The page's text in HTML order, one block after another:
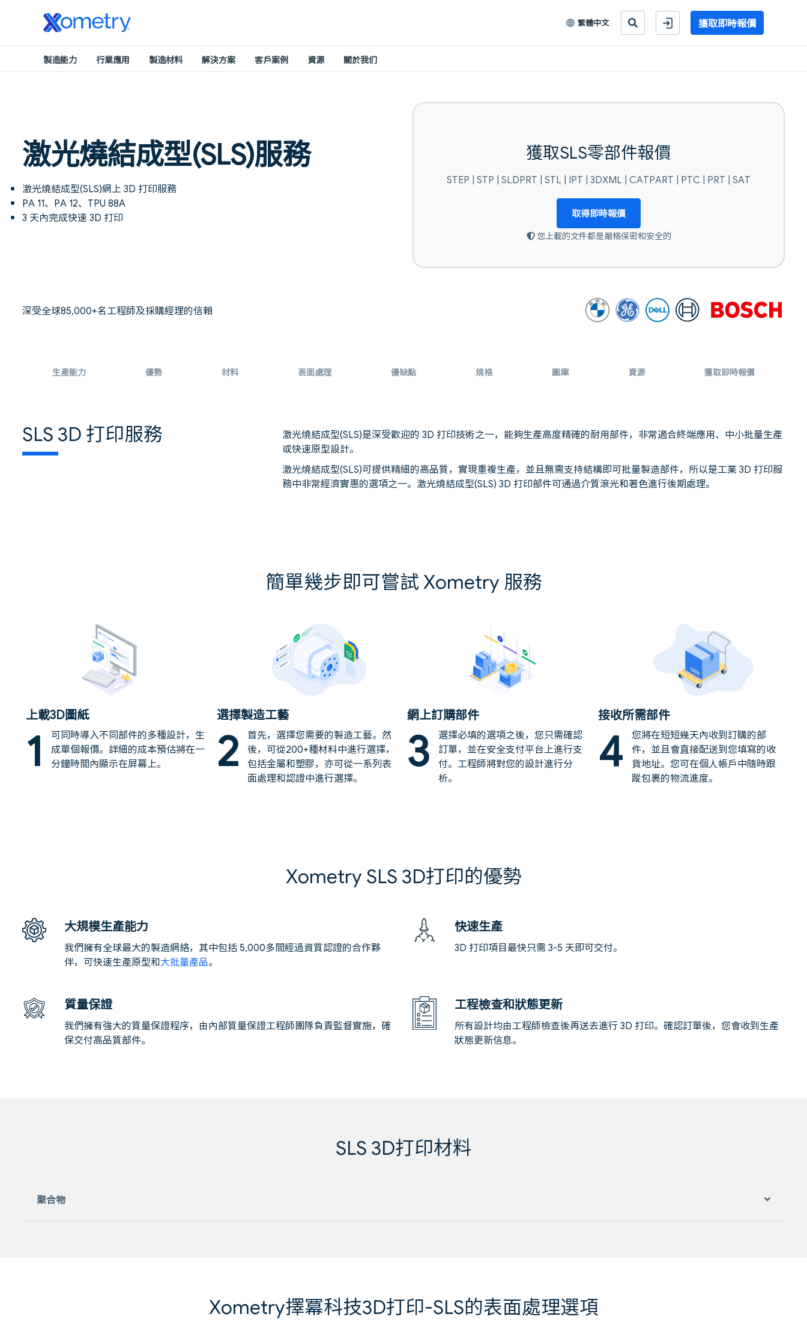
繁體中文 獲取即時報價
製造能力 行業應用 製造材料 解決方案 客戶案例 資源 關於我们
激光燒結成型(SLS)服務
激光燒結成型(SLS)網上 3D 打印服務
PA 11、PA 12、TPU 88A
3 天內完成快速 3D 打印
獲取SLS零部件報價
STEP | STP | SLDPRT | STL | IPT | 3DXML | CATPART | PTC | PRT | SAT
取得即時報價
您上載的文件都是嚴格保密和安全的
深受全球85,000+名工程師及採購經理的信賴
生產能力 優勢 材料 表面處理 優缺點 規格 圖庫 資源 獲取即時報價
SLS 3D 打印服務
激光燒結成型(SLS)是深受歡迎的 3D 打印技術之一，能夠生產高度精確的耐用部件，非常適合終端應用、中小批量生產
或快速原型設計。
激光燒結成型(SLS)可提供精細的高品質，實現重複生產，並且無需支持結構即可批量製造部件，所以是工業 3D 打印服
務中非常經濟實惠的選項之一。激光燒結成型(SLS) 3D 打印部件可通過介質滾光和著色進行後期處理。
簡單幾步即可嘗試 Xometry 服務
上載3D圖紙
1
可同時導入不同部件的多種設計，生
成單個報價。詳細的成本預估將在一
分鐘時間內顯示在屏幕上。
選擇製造工藝
2
首先，選擇您需要的製造工藝。然
後，可從200+種材料中進行選擇，
包括金屬和塑膠，亦可從一系列表
面處理和認證中進行選擇。
網上訂購部件
3
選擇必填的選項之後，您只需確認
訂單，並在安全支付平台上進行支
付。工程師將對您的設計進行分
析。
接收所需部件
4
您將在短短幾天內收到訂購的部
件，並且會直接配送到您填寫的收
貨地址。您可在個人帳戶中隨時跟
蹤包裹的物流進度。
Xometry SLS 3D打印的優勢
大規模生產能力
我們擁有全球最大的製造網絡，其中包括 5,000多間經過資質認證的合作夥
伴，可快速生產原型和大批量產品。
快速生產
3D 打印項目最快只需 3-5 天即可交付。
質量保證
我們擁有強大的質量保證程序，由內部質量保證工程師團隊負責監督實施，確
保交付高品質部件。
工程檢查和狀態更新
所有設計均由工程師檢查後再送去進行 3D 打印。確認訂單後，您會收到生產
狀態更新信息。
SLS 3D打印材料
聚合物
Xometry擇冪科技3D打印-SLS的表面處理選項